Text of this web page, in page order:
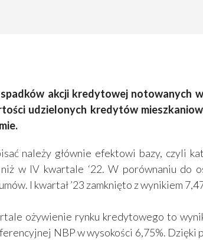
akcji kredytowej notowanych
udzielonych kredytów
należy głównie efektowi bazy, czyli
w IV kwartale ‘22. W porównaniu
I kwartał ’23 zamknięto z wynikiem
ożywienie rynku kredytowego to
NBP w wysokości 6,75%. Dzięki